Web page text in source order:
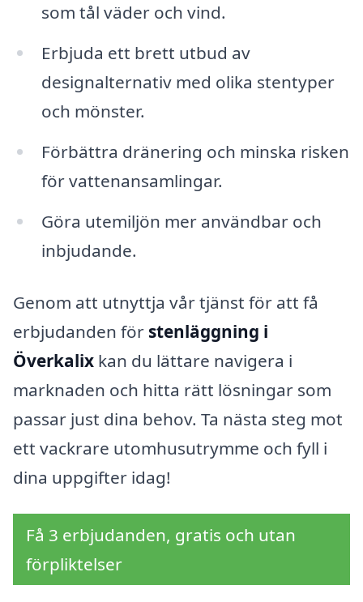
som tål väder och vind.
Erbjuda ett brett utbud av
designalternativ med olika stentyper
och mönster.
Förbättra dränering och minska risken
för vattenansamlingar.
Göra utemiljön mer användbar och
inbjudande.
Genom att utnyttja vår tjänst för att få
erbjudanden för stenläggning i
Överkalix kan du lättare navigera i
marknaden och hitta rätt lösningar som
passar just dina behov. Ta nästa steg mot
ett vackrare utomhusutrymme och fyll i
dina uppgifter idag!
Få 3 erbjudanden, gratis och utan
förpliktelser